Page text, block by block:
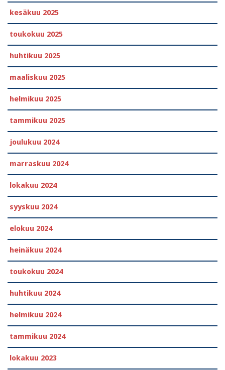
kesäkuu 2025
toukokuu 2025
huhtikuu 2025
maaliskuu 2025
helmikuu 2025
tammikuu 2025
joulukuu 2024
marraskuu 2024
lokakuu 2024
syyskuu 2024
elokuu 2024
heinäkuu 2024
toukokuu 2024
huhtikuu 2024
helmikuu 2024
tammikuu 2024
lokakuu 2023